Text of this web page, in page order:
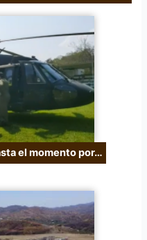
el momento por…